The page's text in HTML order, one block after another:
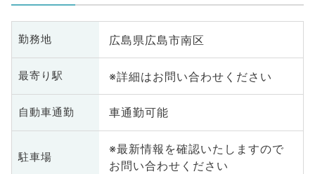
勤務地 広島県広島市南区
最寄り駅 ※詳細はお問い合わせください
自動車通勤 車通勤可能
駐車場
※最新情報を確認いたしますので
お問い合わせください